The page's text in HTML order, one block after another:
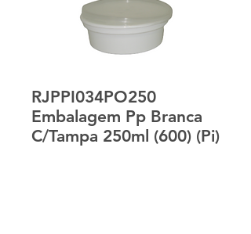
RJPPI034PO250
Embalagem Pp Branca
C/Tampa 250ml (600) (Pi)